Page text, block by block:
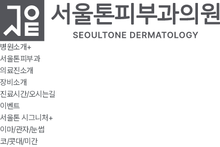
병원소개+
서울톤피부과
의료진소개
장비소개
진료시간/오시는길
이벤트
서울톤 시그니처+
이마/관자/눈썹
코/콧대/미간